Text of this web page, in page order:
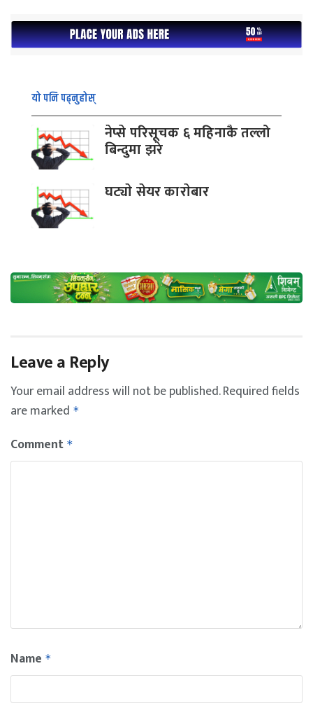
यो पनि पढ्नुहोस्
नेप्से परिसूचक ६ महिनाकै तल्लो
बिन्दुमा झरे
घट्याे सेयर काराेबार
Leave a Reply
Your email address will not be published.Required fields
are marked *
Comment *
Name *